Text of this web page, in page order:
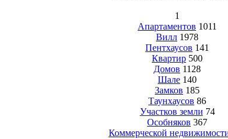
1
Апартаментов 1011
Вилл 1978
Пентхаусов 141
Квартир 500
Домов 1128
Шале 140
Замков 185
Таунхаусов 86
Участков земли 74
Особняков 367
Коммерческой